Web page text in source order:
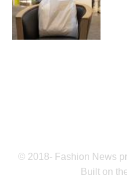
© 2018- Fashion News
Built on